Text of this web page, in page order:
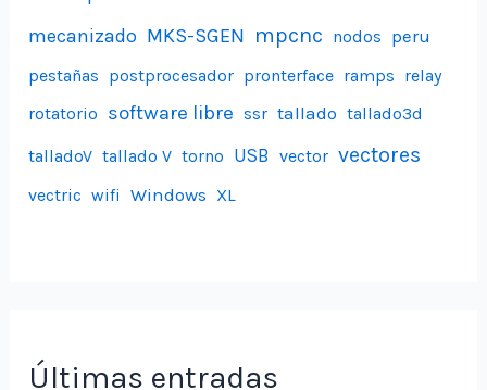
mecanizado MKS-SGEN mpcnc nodos peru
pestañas postprocesador pronterface ramps relay
rotatorio software libre ssr tallado tallado3d
talladoV tallado V torno USB vector vectores
vectric wifi Windows XL
Últimas entradas